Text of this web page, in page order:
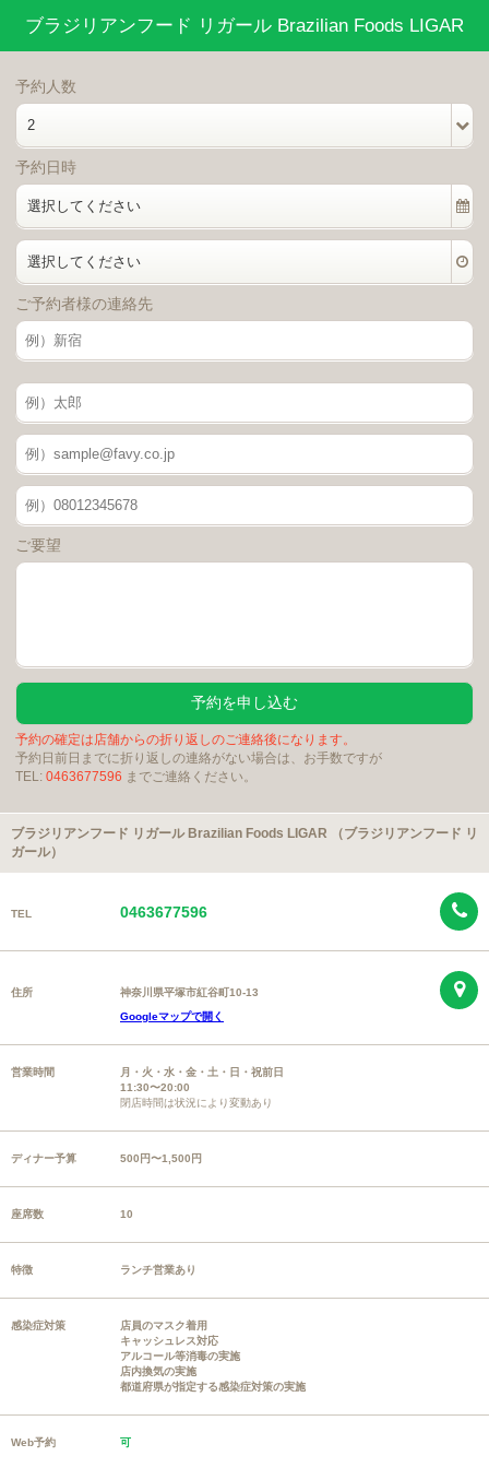
ブラジリアンフード リガール Brazilian Foods LIGAR
予約人数
2
予約日時
選択してください
選択してください
ご予約者様の連絡先
ご要望
予約の確定は店舗からの折り返しのご連絡後になります。
予約日前日までに折り返しの連絡がない場合は、お手数ですが
TEL: 0463677596 までご連絡ください。
ブラジリアンフード リガール Brazilian Foods LIGAR （ブラジリアンフード リ
ガール）
TEL 0463677596
住所
神奈川県平塚市紅谷町10-13
Googleマップで開く
営業時間
月・火・水・金・土・日・祝前日
11:30〜20:00
閉店時間は状況により変動あり
ディナー予算 500円〜1,500円
座席数 10
特徴 ランチ営業あり
感染症対策
店員のマスク着用
キャッシュレス対応
アルコール等消毒の実施
店内換気の実施
都道府県が指定する感染症対策の実施
Web予約 可